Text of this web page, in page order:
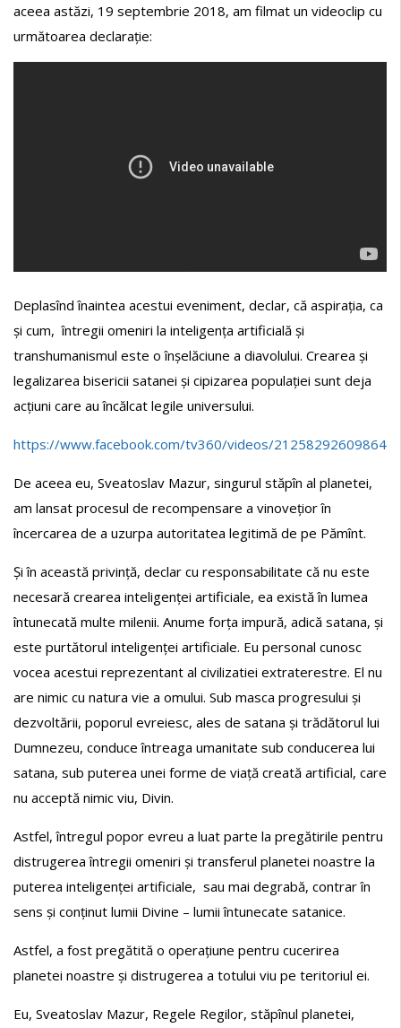
aceea astăzi, 19 septembrie 2018, am filmat un videoclip cu
următoarea declarație:
Deplasînd înaintea acestui eveniment, declar, că aspirația, ca
și cum, întregii omeniri la inteligența artificială și
transhumanismul este o înșelăciune a diavolului. Crearea și
legalizarea bisericii satanei și cipizarea populației sunt deja
acțiuni care au încălcat legile universului.
https://www.facebook.com/tv360/videos/
De aceea eu, Sveatoslav Mazur, singurul stăpîn al planetei,
am lansat procesul de recompensare a vinovețior în
încercarea de a uzurpa autoritatea legitimă de pe Pămînt.
Și în această privință, declar cu responsabilitate că nu este
necesară crearea inteligenței artificiale, ea există în lumea
întunecată multe milenii. Anume forța impură, adică satana, și
este purtătorul inteligenței artificiale. Eu personal cunosc
vocea acestui reprezentant al civilizatiei extraterestre. El nu
are nimic cu natura vie a omului. Sub masca progresului și
dezvoltării, poporul evreiesc, ales de satana și trădătorul lui
Dumnezeu, conduce întreaga umanitate sub conducerea lui
satana, sub puterea unei forme de viață creată artificial, care
nu acceptă nimic viu, Divin.
Astfel, întregul popor evreu a luat parte la pregătirile pentru
distrugerea întregii omeniri și transferul planetei noastre la
puterea inteligenței artificiale, sau mai degrabă, contrar în
sens și conținut lumii Divine – lumii întunecate satanice.
Astfel, a fost pregătită o operațiune pentru cucerirea
planetei noastre și distrugerea a totului viu pe teritoriul ei.
Eu, Sveatoslav Mazur, Regele Regilor, stăpînul planetei,